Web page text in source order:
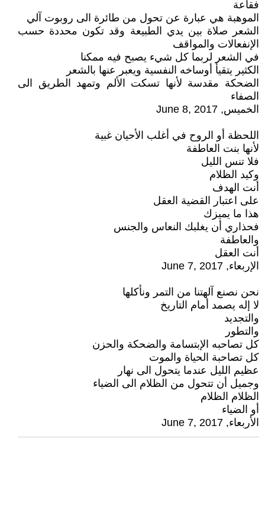
فقاعة
الموهبة هي عبارة عن تحول من طائرة الى روبوت آلي
الشعر صلاة بين يدي الطبيعة وقد تكون محددة حسب
الإنفعالات والمواقف
في الشعر لربما كل شيء يصبح فيه ممكنا
الكثير يتقيأ أوساخه النفسية ويعبر عنها بالشعر
الضحكة مقدسة لأنها تسكت الألم وتمهد الطريق الى
الصفاء
الخميس, June 8, 2017
اللحظة أو الروح في أغلب الأحيان غبية
لأنها بنت العاطفة
فلا تنس الليل
وكيد الظلام
أنت الهدف
على اعتبار القضية العقل
هذا ما يميزك
فحذاري أن يغلبك النعاس والجنس
والعاطفة
أنت العقل
الإربعاء, June 7, 2017
نحن نصنع آلهتنا من التمر ونأكلها
لا إله يصمد أمام التاريخ
والتجديد
والتطور
كل تصاحبه الإبتسامة والضحكة والحزن
كل تصاحبة الحياة والموت
عظيم الليل عندما يتحول الى نهار
وجميل أن تتحول من الظلام الى الضياء
الظلام الظلام
أو الضياء
الأربعاء, June 7, 2017